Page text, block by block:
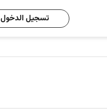
تسجيل الدخول